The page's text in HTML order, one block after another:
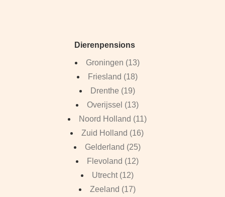
Dierenpensions
Groningen (13)
Friesland (18)
Drenthe (19)
Overijssel (13)
Noord Holland (11)
Zuid Holland (16)
Gelderland (25)
Flevoland (12)
Utrecht (12)
Zeeland (17)